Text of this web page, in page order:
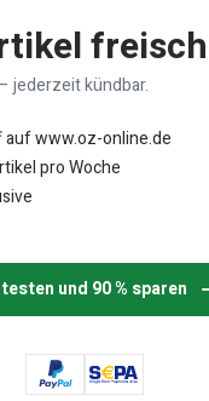
jederzeit kündbar.
www.oz-online.de
pro Woche
und 90 % sparen